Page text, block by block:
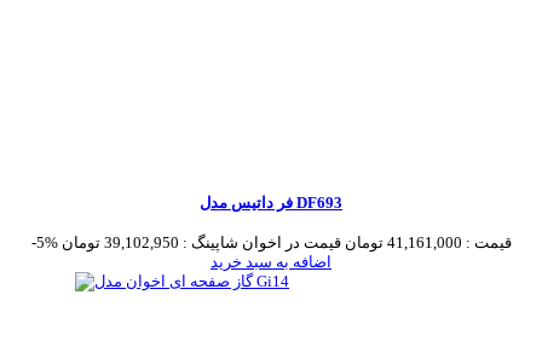
فر داتیس مدل DF693
-5% قیمت : 41,161,000 تومان قیمت در اخوان شاپینگ : 39,102,950 تومان
اضافه به سبد خرید